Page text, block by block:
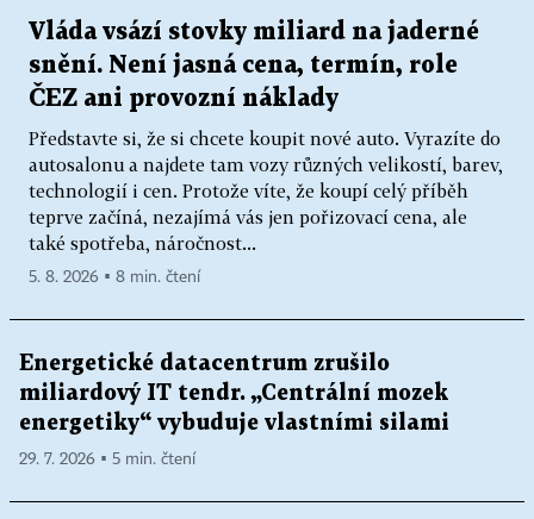
Vláda vsází stovky miliard na jaderné
snění. Není jasná cena, termín, role
ČEZ ani provozní náklady
Představte si, že si chcete koupit nové auto. Vyrazíte do
autosalonu a najdete tam vozy různých velikostí, barev,
technologií i cen. Protože víte, že koupí celý příběh
teprve začíná, nezajímá vás jen pořizovací cena, ale
také spotřeba, náročnost...
5. 8. 2026 ▪ 8 min. čtení
Energetické datacentrum zrušilo
miliardový IT tendr. „Centrální mozek
energetiky“ vybuduje vlastními silami
29. 7. 2026 ▪ 5 min. čtení